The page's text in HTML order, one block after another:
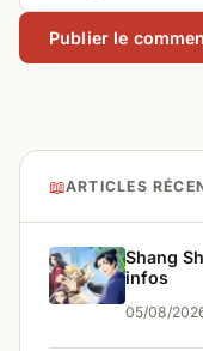
📖ARTICLES
Shang
infos
05/08/